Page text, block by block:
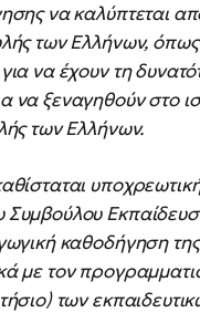
να καλύπτεται
των Ελλήνων, όπως
να έχουν τη
να ξεναγηθούν στο
των Ελλήνων.
Συμβούλου
καθοδήγηση
με τον
των